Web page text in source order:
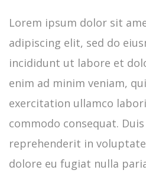
Lorem ipsum dolor sit
adipiscing elit, sed do
incididunt ut labore et
enim ad minim veniam,
exercitation ullamco
commodo consequat.
reprehenderit in
dolore eu fugiat nulla